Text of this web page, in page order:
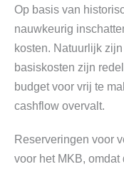
Op basis van
nauwkeurig
kosten. Natuurlijk
basiskosten zijn
budget voor vrij te
cashflow overvalt.
Reserveringen voor
voor het MKB,